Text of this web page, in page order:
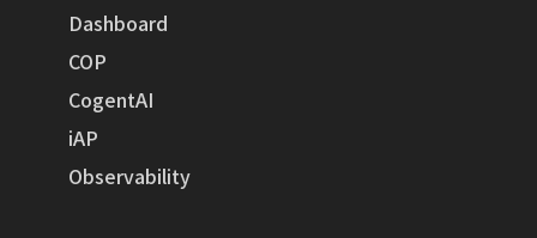
Dashboard
COP
CogentAI
iAP
Observability